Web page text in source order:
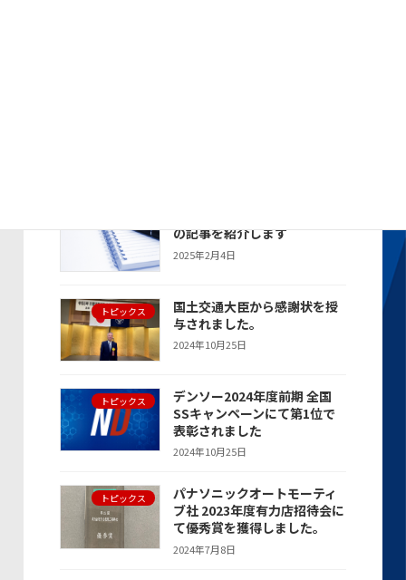
の記事を紹介します
2025年2月4日
トピックス
国土交通大臣から感謝状を授
与されました。
2024年10月25日
トピックス
デンソー2024年度前期 全国
SSキャンペーンにて第1位で
表彰されました
2024年10月25日
トピックス
パナソニックオートモーティ
ブ社 2023年度有力店招待会に
て優秀賞を獲得しました。
2024年7月8日